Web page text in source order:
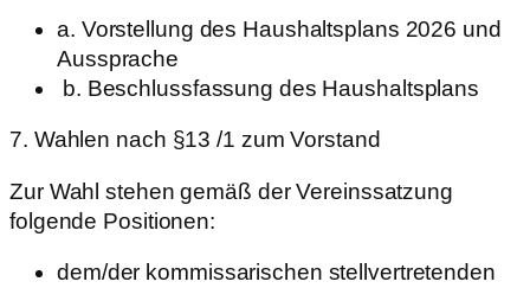
a. Vorstellung des Haushaltsplans 2026 und
Aussprache
b. Beschlussfassung des Haushaltsplans
7. Wahlen nach §13 /1 zum Vorstand
Zur Wahl stehen gemäß der Vereinssatzung
folgende Positionen:
dem/der kommissarischen stellvertretenden